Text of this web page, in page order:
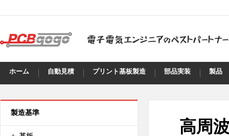
ホーム 自動見積 プリント基板製造 部品実装 製品
製造基準
高周